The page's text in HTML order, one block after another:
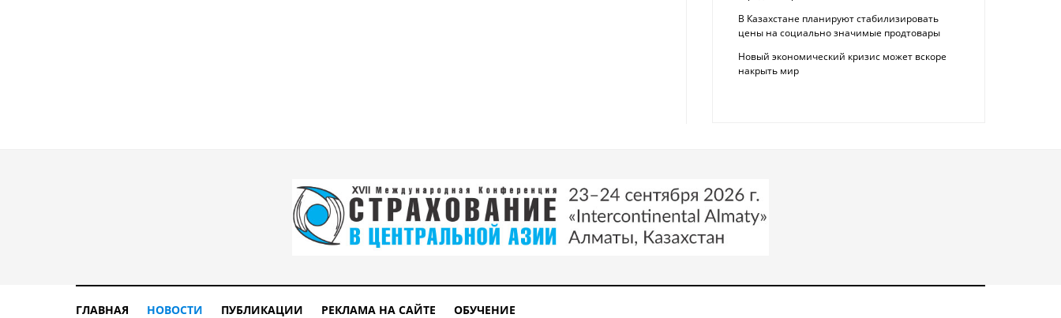
В Казахстане планируют стабилизировать
цены на социально значимые продтовары
Новый экономический кризис может вскоре
накрыть мир
ГЛАВНАЯ НОВОСТИ ПУБЛИКАЦИИ РЕКЛАМА НА САЙТЕ ОБУЧЕНИЕ